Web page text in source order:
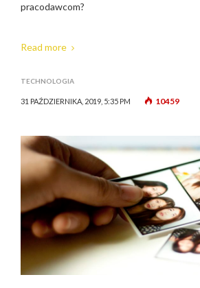
pracodawcom?
Read more
TECHNOLOGIA
31 PAŹDZIERNIKA, 2019, 5:35 PM 10459